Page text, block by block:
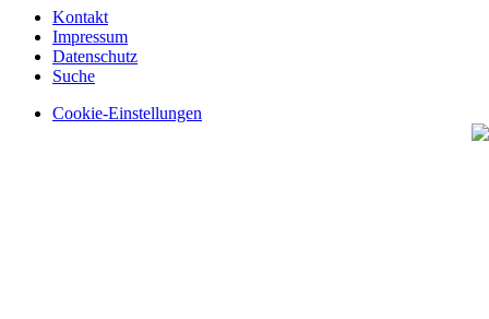
Kontakt
Impressum
Datenschutz
Suche
Cookie-Einstellungen